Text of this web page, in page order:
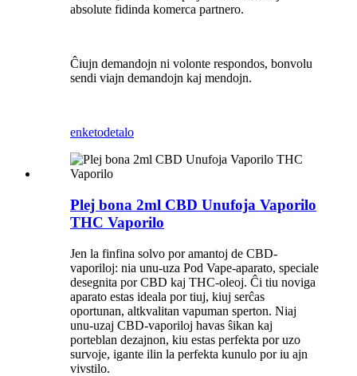
absolute fidinda komerca partnero.
Ĉiujn demandojn ni volonte respondos, bonvolu
sendi viajn demandojn kaj mendojn.
enketodetalo
Plej bona 2ml CBD Unufoja Vaporilo
THC Vaporilo
Jen la finfina solvo por amantoj de CBD-
vaporiloj: nia unu-uza Pod Vape-aparato, speciale
desegnita por CBD kaj THC-oleoj. Ĉi tiu noviga
aparato estas ideala por tiuj, kiuj serĉas
oportunan, altkvalitan vapuman sperton. Niaj
unu-uzaj CBD-vaporiloj havas ŝikan kaj
porteblan dezajnon, kiu estas perfekta por uzo
survoje, igante ilin la perfekta kunulo por iu ajn
vivstilo.